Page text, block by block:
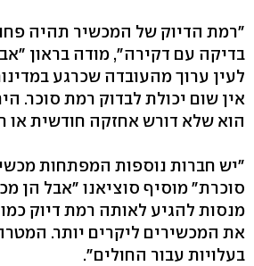
"רמת הדיוק של המכשיר תהיה
בדיקה עם דקירה", מודה בראון
לעין ערוך מהעובדה שכרגע
אין שום יכולת לבדוק רמת סוכר.
הוא שלא דורש אחזקה חודשית או
"יש חברות נוספות המפתחות
סוכרת" מוסיף סוציאנו "אבל הן
מנסות להגיע לאותה רמת דיוק
את המכשירים ליקרים יותר.
בעלויות עבור החולים".